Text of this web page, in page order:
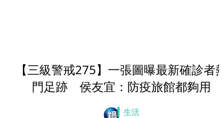
【三級警戒275】一張圖曝最新確診者
門足跡 侯友宜：防疫旅館都夠用
生活